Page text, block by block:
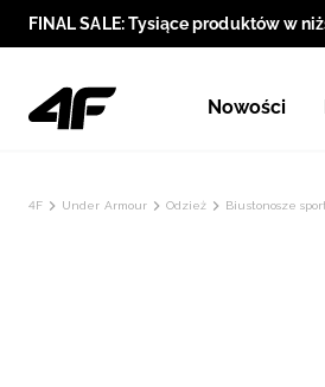
FINAL SALE: Tysiące produktów w
Nowości
4F Under Armour Odzież Biustonosze